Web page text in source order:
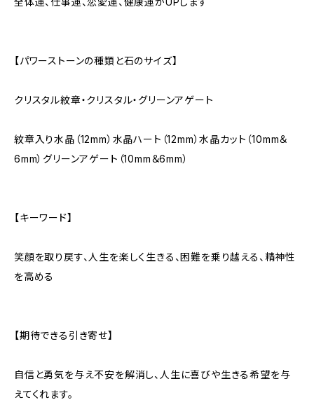
【パワーストーンの種類と石のサイズ】
クリスタル紋章・クリスタル・グリーンアゲート
紋章入り水晶（12mm）水晶ハート（12mm）水晶カット（10mm＆
6mm）グリーンアゲート（10mm＆6mm）
【キーワード】
笑顔を取り戻す、人生を楽しく生きる、困難を乗り越える、精神性
を高める
【期待できる引き寄せ】
自信と勇気を与え不安を解消し、人生に喜びや生きる希望を与
えてくれます。